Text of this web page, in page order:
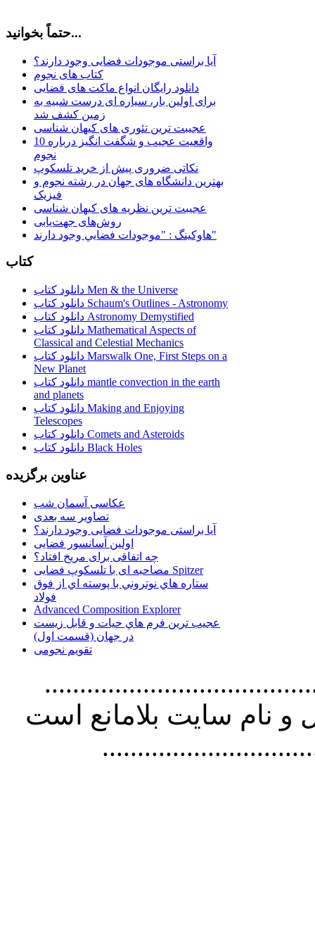
حتماً بخوانید...
آیا براستی موجودات فضایی وجود دارند؟
کتاب های نجوم
دانلود رایگان انواع ماکت های فضایی
برای اولین بار، سیاره ای درست شبیه به
زمین کشف شد
عجیبت ترین تئوری های کیهان شناسی
10 واقعیت عجیب و شگفت انگیز درباره
نجوم
نکاتی ضروری پیش از خرید تلسکوپ
بهترین دانشگاه های جهان در رشته نجوم و
فیزیک
عجیبت ترین نظریه های کیهان شناسی
روش‌های جهت‌یابی
هاوكينگ : "موجودات فضايي وجود دارند"
کتاب
دانلود کتاب Men & the Universe
دانلود کتاب Schaum's Outlines - Astronomy
دانلود کتاب Astronomy Demystified
دانلود کتاب Mathematical Aspects of
Classical and Celestial Mechanics
دانلود کتاب Marswalk One, First Steps on a
New Planet
دانلود کتاب mantle convection in the earth
and planets
دانلود کتاب Making and Enjoying
Telescopes
دانلود کتاب Comets and Asteroids
دانلود کتاب Black Holes
عناوین برگزیده
عکاسی آسمان شب
تصاویر سه بعدی
آیا براستی موجودات فضایی وجود دارند؟
اولین آسانسور فضایی
چه اتفاقی برای مریخ افتاد؟
مصاحبه ای با تلسکوپ فضایی Spitzer
ستاره هاي نوتروني با پوسته اي از فوق
فولاد
Advanced Composition Explorer
عجیب ترین فرم هاي حيات و قابل زيست
در جهان (قسمت اول)
تقویم نجومی
استفاده از
نام سايت بلامانع است